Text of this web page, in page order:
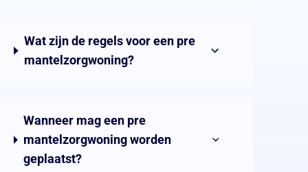
Wat zijn de regels voor een pre
mantelzorgwoning?
Wanneer mag een pre
mantelzorgwoning worden
geplaatst?